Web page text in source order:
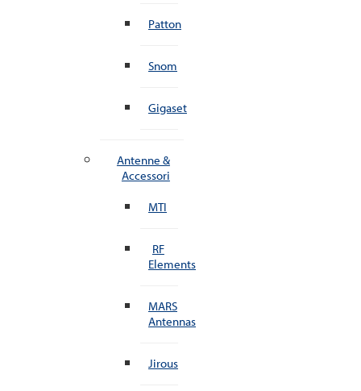
Patton
Snom
Gigaset
Antenne &
Accessori
MTI
RF
Elements
MARS
Antennas
Jirous